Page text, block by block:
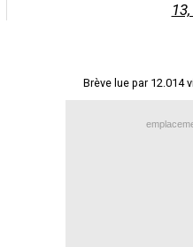
Brève lue par 12.014